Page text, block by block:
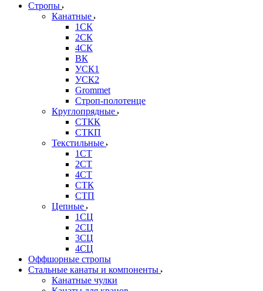
Стропы
Канатные
1СК
2СК
4СК
ВК
УСК1
УСК2
Grommet
Строп-полотенце
Круглопрядные
СТКК
СТКП
Текстильные
1СТ
2СТ
4СТ
СТК
СТП
Цепные
1СЦ
2СЦ
3СЦ
4СЦ
Оффшорные стропы
Стальные канаты и компоненты
Канатные чулки